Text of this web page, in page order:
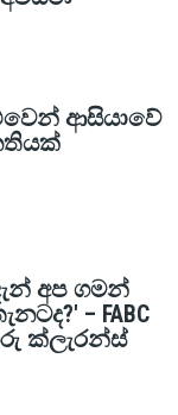
ආසියාවේ
අප ගමන්
– FABC
ක්ලැරන්ස්